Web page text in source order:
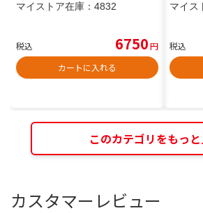
マイストア在庫： 4832
税込 6750円
カートに入れる
マイス
税込
このカテゴリをもっ
カスタマーレビュー